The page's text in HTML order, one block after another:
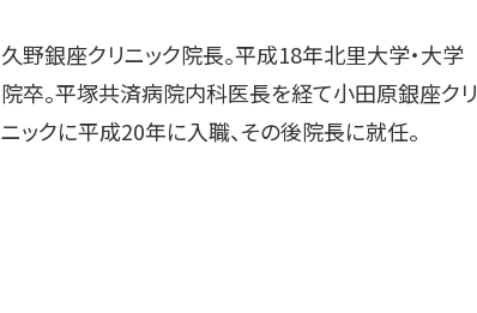
久野銀座クリニック院長。平成18年北里大学・大学
院卒。平塚共済病院内科医長を経て小田原銀座クリ
ニックに平成20年に入職、その後院長に就任。